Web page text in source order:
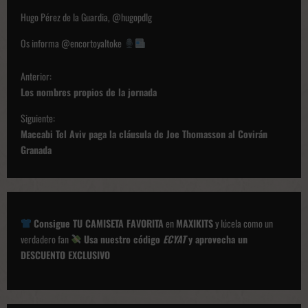
Hugo Pérez de la Guardia, @hugopdlg
Os informa @encortoyaltoke
N
a
v
e
g
a
c
i
ó
n
e
Anterior:
Los nombres propios de la jornada
Siguiente:
Maccabi Tel Aviv paga la cláusula de Joe Thomasson al Covirán
Granada
Consigue TU CAMISETA FAVORITAenMAXIKITSy lúcela como un
verdadero fan
Usa nuestro código ECYATy aprovecha un
DESCUENTO EXCLUSIVO